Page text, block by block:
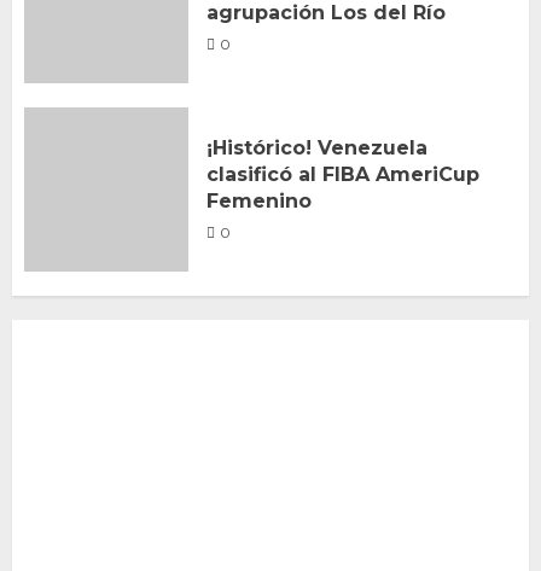
agrupación Los del Río
0
¡Histórico! Venezuela
clasificó al FIBA AmeriCup
Femenino
0